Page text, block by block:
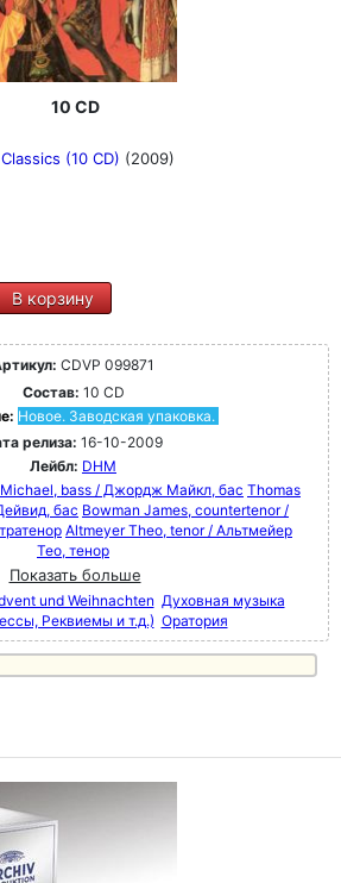
10 CD
(10 CD) (2009)
В корзину
CDVP 099871
Состав: 10 CD
Новое. Заводская упаковка.
релиза: 16-10-2009
Лейбл: DHM
bass / Джордж Майкл, бас Thomas
бас Bowman James, countertenor /
Altmeyer Theo, tenor / Альтмейер
Тео, тенор
Показать больше
und Weihnachten Духовная музыка
Реквиемы и т.д.) Оратория